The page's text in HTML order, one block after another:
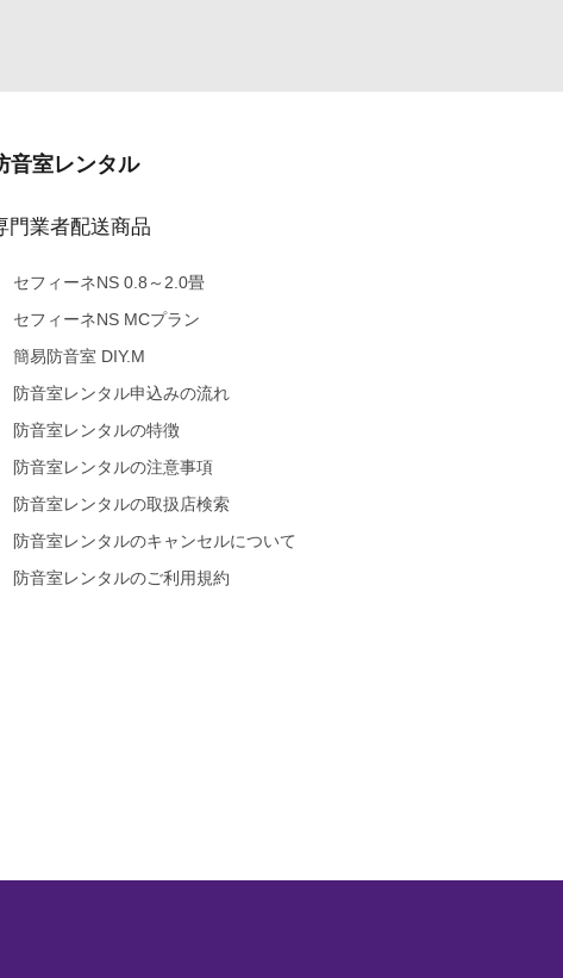
音室レンタル
門業者配送商品
セフィーネNS 0.8～2.0畳
セフィーネNS MCプラン
簡易防音室 DIY.M
防音室レンタル申込みの流れ
防音室レンタルの特徴
防音室レンタルの注意事項
防音室レンタルの取扱店検索
防音室レンタルのキャンセルについて
防音室レンタルのご利用規約